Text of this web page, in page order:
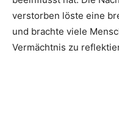
verstorben löste eine
und brachte viele
Vermächtnis zu